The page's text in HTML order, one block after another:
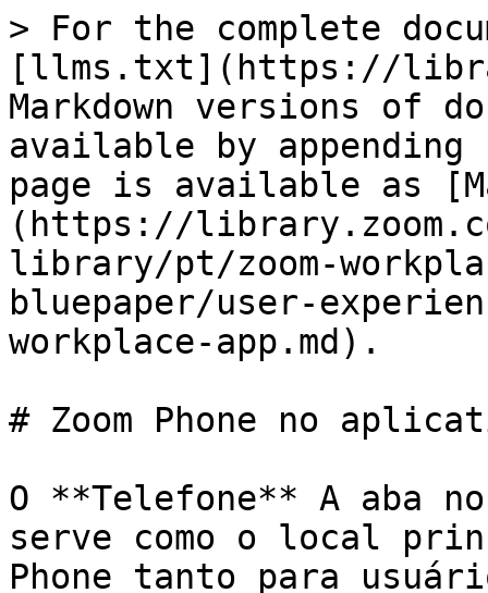
> For the complete
[llms.txt](https://
Markdown versions of
available by
page is available as
(https://
library/pt/zoom-
bluepaper/user-
workplace-app.md).
# Zoom Phone no
O **Telefone** A aba
serve como o local
Phone tanto para